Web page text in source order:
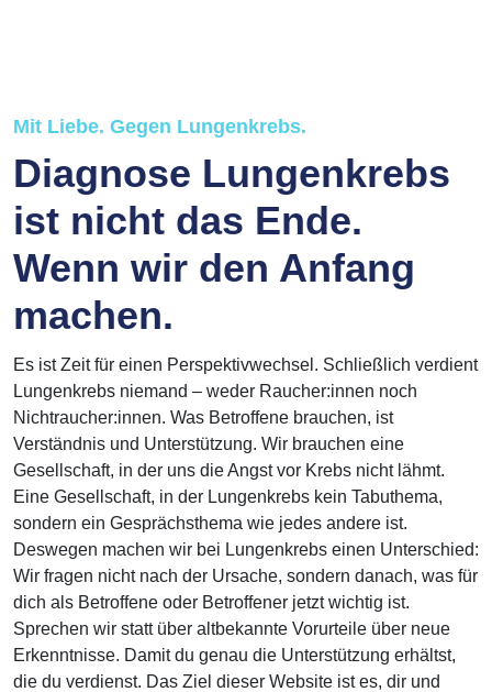
Mit Liebe. Gegen Lungenkrebs.
Diagnose Lungenkrebs
ist nicht das Ende.
Wenn wir den Anfang
machen.
Es ist Zeit für einen Perspektivwechsel. Schließlich verdient
Lungenkrebs niemand – weder Raucher:innen noch
Nichtraucher:innen. Was Betroffene brauchen, ist
Verständnis und Unterstützung. Wir brauchen eine
Gesellschaft, in der uns die Angst vor Krebs nicht lähmt.
Eine Gesellschaft, in der Lungenkrebs kein Tabuthema,
sondern ein Gesprächsthema wie jedes andere ist.
Deswegen machen wir bei Lungenkrebs einen Unterschied:
Wir fragen nicht nach der Ursache, sondern danach, was für
dich als Betroffene oder Betroffener jetzt wichtig ist.
Sprechen wir statt über altbekannte Vorurteile über neue
Erkenntnisse. Damit du genau die Unterstützung erhältst,
die du verdienst. Das Ziel dieser Website ist es, dir und